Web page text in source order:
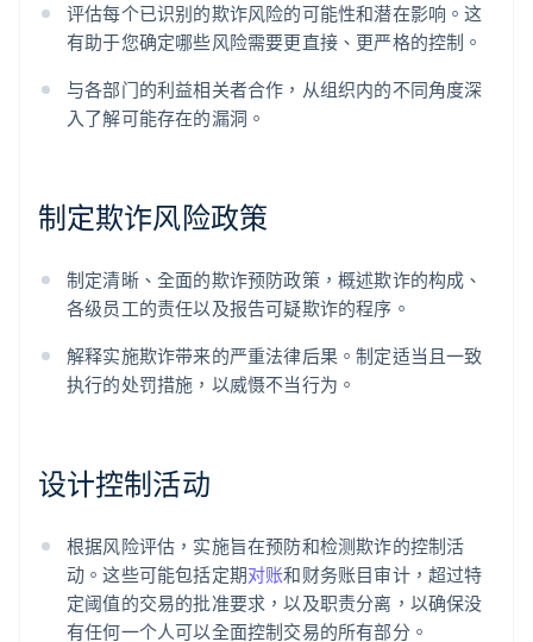
评估每个已识别的欺诈风险的可能性和潜在影响。这
有助于您确定哪些风险需要更直接、更严格的控制。
与各部门的利益相关者合作，从组织内的不同角度深
入了解可能存在的漏洞。
制定欺诈风险政策
制定清晰、全面的欺诈预防政策，概述欺诈的构成、
各级员工的责任以及报告可疑欺诈的程序。
解释实施欺诈带来的严重法律后果。制定适当且一致
执行的处罚措施，以威慑不当行为。
设计控制活动
根据风险评估，实施旨在预防和检测欺诈的控制活
动。这些可能包括定期对账和财务账目审计，超过特
定阈值的交易的批准要求，以及职责分离，以确保没
有任何一个人可以全面控制交易的所有部分。